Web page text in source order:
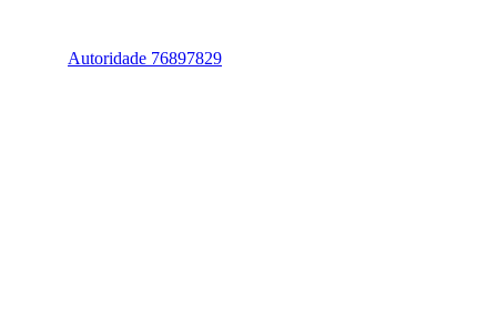
Autoridade 76897829